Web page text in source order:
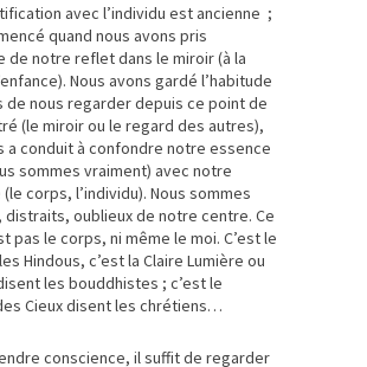
avec l’individu est ancienne ;
quand nous avons pris
de notre reflet dans le miroir (à la
Nous avons gardé l’habitude
de nous regarder depuis ce point de
(le miroir ou le regard des autres),
a conduit à confondre notre essence
sommes vraiment) avec notre
corps, l’individu). Nous sommes
oublieux de notre centre. Ce
pas le corps, ni même le moi. C’est le
Hindous, c’est la Claire Lumière ou
les bouddhistes ; c’est le
Cieux disent les chrétiens…
conscience, il suffit de regarder